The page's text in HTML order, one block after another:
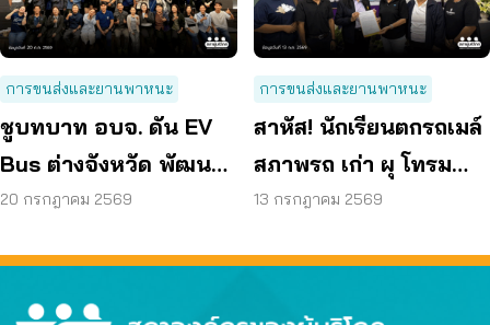
การขนส่งและยานพาหนะ
ชูบทบาท อบจ. ดัน EV
Bus ต่างจังหวัด พัฒนา
ขนส่งสาธารณะไร้รอย
20 กรกฎาคม 2569
การขนส่งและยานพาหนะ
สาหัส! นักเรียนตกรถเมล์
สภาพรถ เก่า ผุ โทรม
ถามหามาตรฐานรถ
13 กรกฎาคม 2569